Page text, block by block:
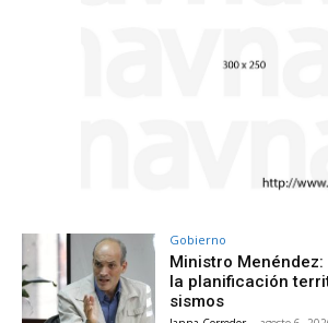
Gobierno
Ministro
la planificación
sismos